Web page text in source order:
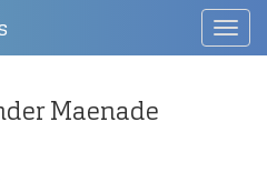
Maenade